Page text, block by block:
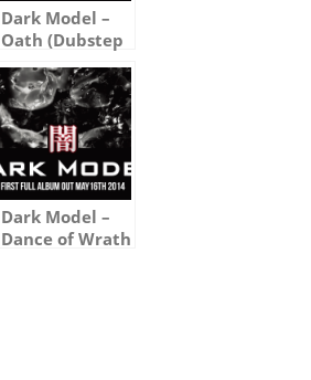
Dark Model –
Oath (Dubstep
Remix, Album
version)
Dark Model –
Dance of Wrath